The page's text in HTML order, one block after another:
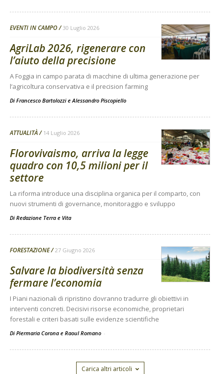
EVENTI IN CAMPO 30 Luglio 2026
AgriLab 2026, rigenerare con
l’aiuto della precisione
A Foggia in campo parata di macchine di ultima generazione per
l’agricoltura conservativa e il precision farming
Di Francesco Bartolozzi eAlessandro Piscopiello
ATTUALITÀ 14 Luglio 2026
Florovivaismo, arriva la legge
quadro con 10,5 milioni per il
settore
La riforma introduce una disciplina organica per il comparto, con
nuovi strumenti di governance, monitoraggio e sviluppo
Di Redazione Terra e Vita
FORESTAZIONE 27 Giugno 2026
Salvare la biodiversità senza
fermare l’economia
I Piani nazionali di ripristino dovranno tradurre gli obiettivi in
interventi concreti. Decisivi risorse economiche, proprietari
forestali e criteri basati sulle evidenze scientifiche
Di Piermaria Corona e Raoul Romano -
Carica altri articoli